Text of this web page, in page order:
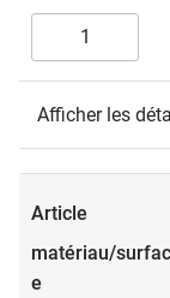
Afficher les